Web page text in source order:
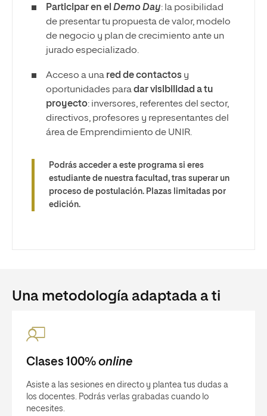
Participar en el Demo Day: la posibilidad
de presentar tu propuesta de valor, modelo
de negocio y plan de crecimiento ante un
jurado especializado.
Acceso a una red de contactos y
oportunidades paradar visibilidad a tu
proyecto: inversores, referentes del sector,
directivos, profesores y representantes del
área de Emprendimiento de UNIR.
Podrás acceder a este programa si eres
estudiante de nuestra facultad, tras superar un
proceso de postulación. Plazas limitadas por
edición.
Una metodología adaptada a ti
Clases 100% online
Asiste a las sesiones en directo y plantea tus dudas a
los docentes. Podrás verlas grabadas cuando lo
necesites.